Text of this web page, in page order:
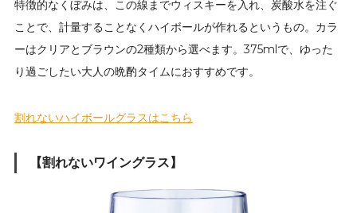
特徴的なくぼみは、この線までウィスキーを入れ、炭酸水を注ぐ
ことで、計量することなくハイボールが作れるというもの。カラ
ーはクリアとブラウンの2種類から選べます。375mlで、ゆった
り過ごしたい大人の晩酌タイムにおすすめです。
割れないハイボールグラスはこちら
【割れないワイングラス】